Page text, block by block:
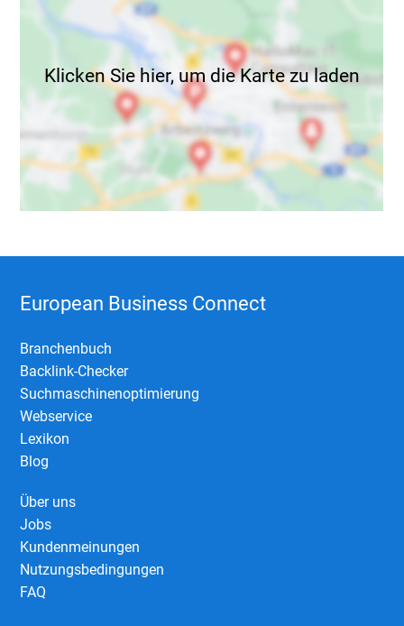
Klicken Sie hier, um die Karte zu laden
European Business Connect
Branchenbuch
Backlink-Checker
Suchmaschinenoptimierung
Webservice
Lexikon
Blog
Über uns
Jobs
Kundenmeinungen
Nutzungsbedingungen
FAQ